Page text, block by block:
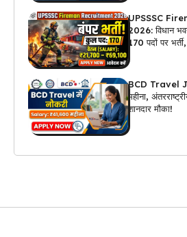
UPSSSC
2026: विधान
170 पदों पर
BCD Travel
महीना,
शानदार मौका!